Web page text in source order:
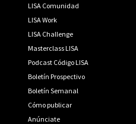
LISA Comunidad
LISA Work
LISA Challenge
Masterclass LISA
Podcast Código LISA
Boletín Prospectivo
Boletín Semanal
Cómo publicar
Anúnciate